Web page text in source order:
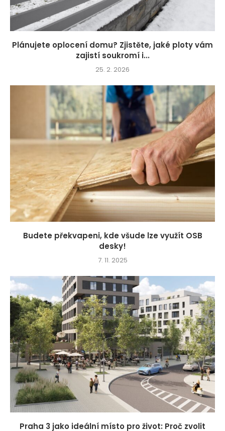
Plánujete oplocení domu? Zjistěte, jaké ploty vám
zajistí soukromí i...
25. 2. 2026
Budete překvapeni, kde všude lze využít OSB
desky!
7. 11. 2025
Praha 3 jako ideální místo pro život: Proč zvolit